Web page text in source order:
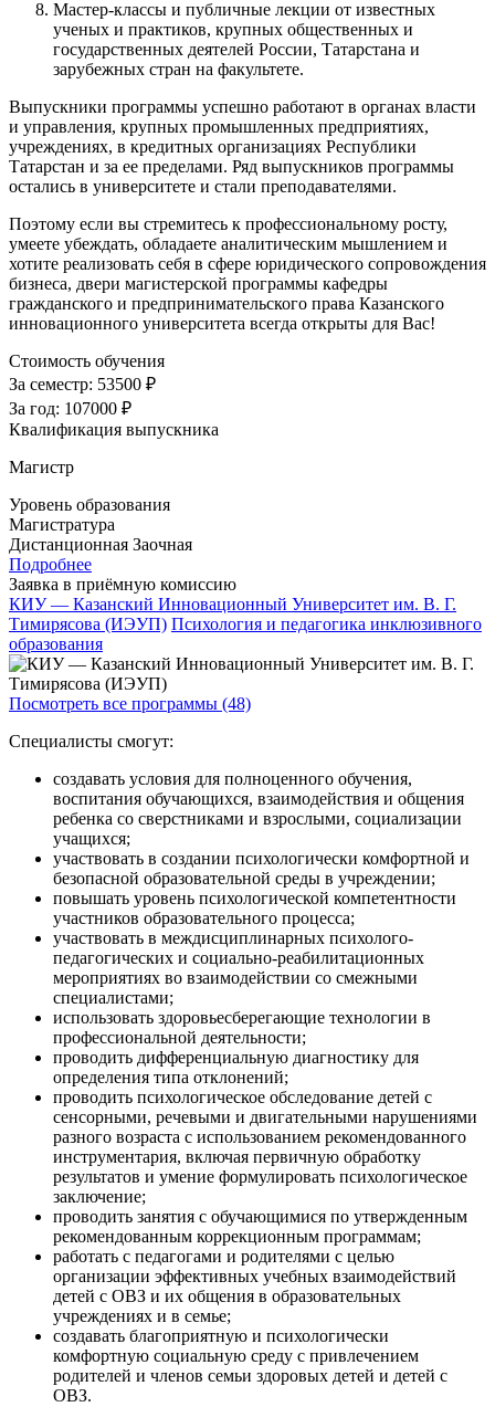
Мастер-классы и публичные лекции от известных
ученых и практиков, крупных общественных и
государственных деятелей России, Татарстана и
зарубежных стран на факультете.
Выпускники программы успешно работают в органах власти
и управления, крупных промышленных предприятиях,
учреждениях, в кредитных организациях Республики
Татарстан и за ее пределами. Ряд выпускников программы
остались в университете и стали преподавателями.
Поэтому если вы стремитесь к профессиональному росту,
умеете убеждать, обладаете аналитическим мышлением и
хотите реализовать себя в сфере юридического сопровождения
бизнеса, двери магистерской программы кафедры
гражданского и предпринимательского права Казанского
инновационного университета всегда открыты для Вас!
Стоимость обучения
За семестр: 53500 ₽
За год: 107000 ₽
Квалификация выпускника
Магистр
Уровень образования
Магистратура
Дистанционная Заочная
Подробнее
Заявка в приёмную комиссию
КИУ — Казанский Инновационный Университет им. В. Г.
Тимирясова (ИЭУП) Психология и педагогика инклюзивного
образования
Посмотреть все программы (48)
Специалисты смогут:
создавать условия для полноценного обучения,
воспитания обучающихся, взаимодействия и общения
ребенка со сверстниками и взрослыми, социализации
учащихся;
участвовать в создании психологически комфортной и
безопасной образовательной среды в учреждении;
повышать уровень психологической компетентности
участников образовательного процесса;
участвовать в междисциплинарных психолого-
педагогических и социально-реабилитационных
мероприятиях во взаимодействии со смежными
специалистами;
использовать здоровьесберегающие технологии в
профессиональной деятельности;
проводить дифференциальную диагностику для
определения типа отклонений;
проводить психологическое обследование детей с
сенсорными, речевыми и двигательными нарушениями
разного возраста с использованием рекомендованного
инструментария, включая первичную обработку
результатов и умение формулировать психологическое
заключение;
проводить занятия с обучающимися по утвержденным
рекомендованным коррекционным программам;
работать с педагогами и родителями с целью
организации эффективных учебных взаимодействий
детей с ОВЗ и их общения в образовательных
учреждениях и в семье;
создавать благоприятную и психологически
комфортную социальную среду с привлечением
родителей и членов семьи здоровых детей и детей с
ОВЗ.